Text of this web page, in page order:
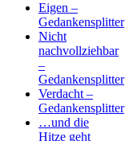
Eigen –
Gedankensplitter
Nicht
nachvollziehbar
–
Gedankensplitter
Verdacht –
Gedankensplitter
…und die
Hitze geht